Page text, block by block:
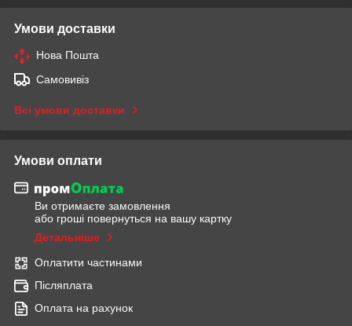
Умови доставки
Нова Пошта
Самовивіз
Всі умови доставки
Умови оплати
Ви отримаєте замовлення
або гроші повернуться на вашу картку
Детальніше
Оплатити частинами
Післяплата
Оплата на рахунок